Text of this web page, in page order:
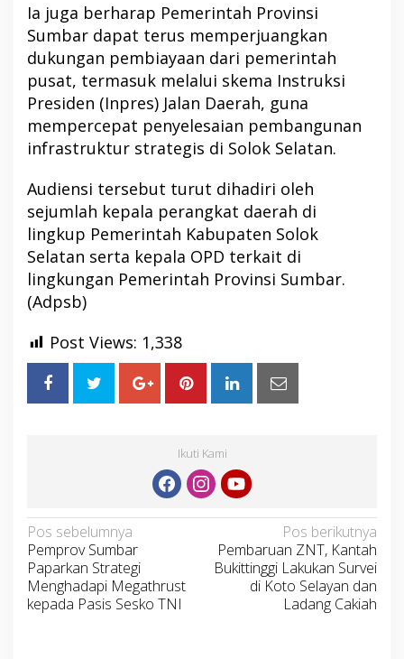
Ia juga berharap Pemerintah Provinsi
Sumbar dapat terus memperjuangkan
dukungan pembiayaan dari pemerintah
pusat, termasuk melalui skema Instruksi
Presiden (Inpres) Jalan Daerah, guna
mempercepat penyelesaian pembangunan
infrastruktur strategis di Solok Selatan.
Audiensi tersebut turut dihadiri oleh
sejumlah kepala perangkat daerah di
lingkup Pemerintah Kabupaten Solok
Selatan serta kepala OPD terkait di
lingkungan Pemerintah Provinsi Sumbar.
(Adpsb)
Post Views: 1,338
Ikuti Kami
Navigasi
pos
Pos sebelumnya
Pemprov Sumbar
Paparkan Strategi
Menghadapi Megathrust
kepada Pasis Sesko TNI
Pos berikutnya
Pembaruan ZNT, Kantah
Bukittinggi Lakukan Survei
di Koto Selayan dan
Ladang Cakiah